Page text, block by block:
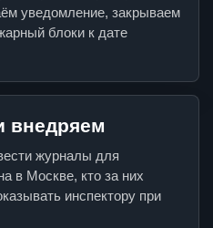
уведомление, закрываем
блоки к дате
внедряем
журналы для
в Москве, кто за них
инспектору при